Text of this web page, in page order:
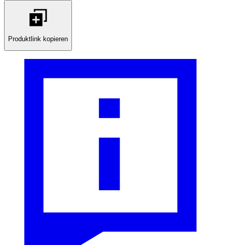
Produktlink kopieren